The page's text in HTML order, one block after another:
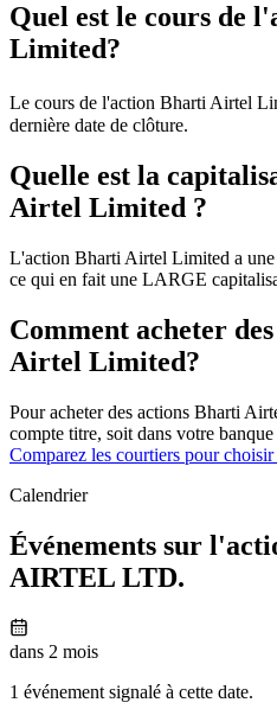
Quel est le cours de
Limited?
Le cours de l'action Bharti Airtel
dernière date de clôture.
Quelle est la
Airtel Limited ?
L'action Bharti Airtel Limited a
ce qui en fait une LARGE
Comment acheter
Airtel Limited?
Pour acheter des actions Bharti
compte titre, soit dans votre
Comparez les courtiers pour
Calendrier
Événements sur
AIRTEL LTD.
dans 2 mois
1 événement signalé à cette date.